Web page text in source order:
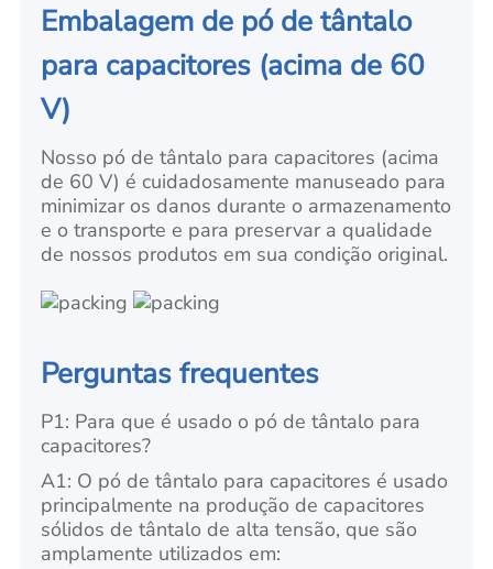
Embalagem de pó de tântalo
para capacitores (acima de 60
V)
Nosso pó de tântalo para capacitores (acima
de 60 V) é cuidadosamente manuseado para
minimizar os danos durante o armazenamento
e o transporte e para preservar a qualidade
de nossos produtos em sua condição original.
Perguntas frequentes
P1: Para que é usado o pó de tântalo para
capacitores?
A1: O pó de tântalo para capacitores é usado
principalmente na produção de capacitores
sólidos de tântalo de alta tensão, que são
amplamente utilizados em: